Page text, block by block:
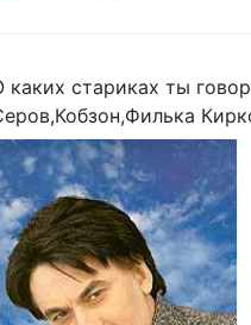
каких стариках ты